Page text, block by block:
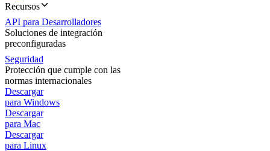
Recursos
API para Desarrolladores
Soluciones de integración
preconfiguradas
Seguridad
Protección que cumple con las
normas internacionales
Descargar
para Windows
Descargar
para Mac
Descargar
para Linux